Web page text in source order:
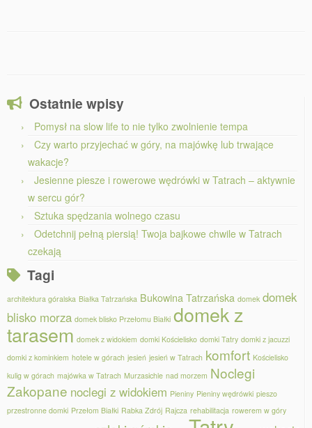
Ostatnie wpisy
Pomysł na slow life to nie tylko zwolnienie tempa
Czy warto przyjechać w góry, na majówkę lub trwające
wakacje?
Jesienne piesze i rowerowe wędrówki w Tatrach – aktywnie
w sercu gór?
Sztuka spędzania wolnego czasu
Odetchnij pełną piersią! Twoja bajkowe chwile w Tatrach
czekają
Tagi
architektura góralska Białka Tatrzańska Bukowina Tatrzańska domek domek
blisko morza domek blisko Przełomu Białki domek z
tarasem domek z widokiem domki Kościelisko domki Tatry domki z jacuzzi
domki z kominkiem hotele w górach jesień jesień w Tatrach komfort Kościelisko
kulig w górach majówka w Tatrach Murzasichle nad morzem Noclegi
Zakopane noclegi z widokiem Pieniny Pieniny wędrówki pieszo
przestronne domki Przełom Białki Rabka Zdrój Rajcza rehabilitacja rowerem w góry